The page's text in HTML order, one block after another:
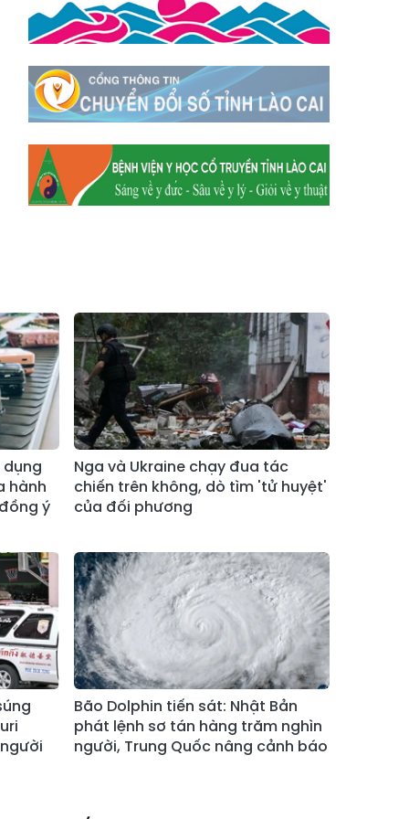
Xã Tằng Loỏng
Xã Gia Phú
Hum
Xã Dền Sáng
Xã Y Tý
Xã A Mú Sung
Xã Trịnh Tường
Xã Nậm Chày
Xã Bản Xèo
Xã Bát Xát
Xã Nậm Chảy
Xã Bảo Yên
Xã Nghĩa Đô
Xã Thượng Hà
Xã Xuân Hòa
Xã Phúc Khánh
Xã Bảo Hà
Xã Mường Bo
Xã Bản Hồ
Xã Tả Van
Xã Tả Phìn
Xã Bắc Hà
Xã Tả Củ Tỷ
Xã Lùng Phình
Xã Pha Long
Xã Mường
Khương
Xã Bản Lầu
Xã Cao Sơn
Xã Si Ma Cai
Xã Sín Chéng
Xã Nậm Xé
dụng
hành
ý
Nga và Ukraine chạy đua tác
chiến trên không, dò tìm 'tử huyệt'
của đối phương
Bão Dolphin tiến sát: Nhật Bản
phát lệnh sơ tán hàng trăm nghìn
người, Trung Quốc nâng cảnh báo